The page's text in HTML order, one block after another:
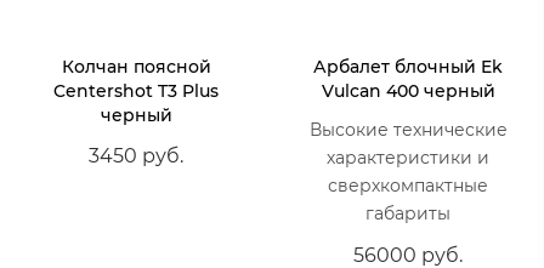
Колчан поясной
Centershot T3 Plus
черный
3450 руб.
Арбалет блочный Ek
Vulcan 400 черный
Высокие технические
характеристики и
сверхкомпактные
габариты
56000 руб.